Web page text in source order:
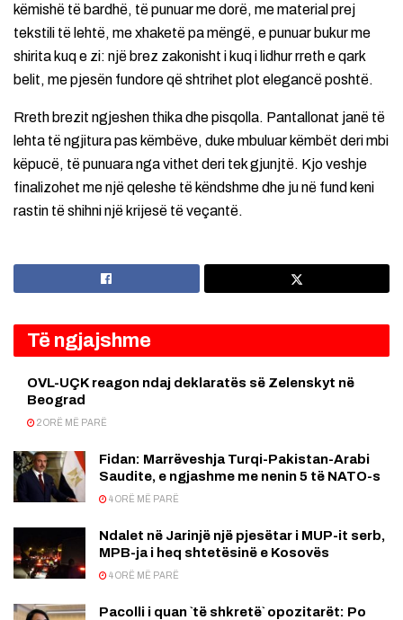
këmishë të bardhë, të punuar me dorë, me material prej
tekstili të lehtë, me xhaketë pa mëngë, e punuar bukur me
shirita kuq e zi: një brez zakonisht i kuq i lidhur rreth e qark
belit, me pjesën fundore që shtrihet plot elegancë poshtë.
Rreth brezit ngjeshen thika dhe pisqolla. Pantallonat janë të
lehta të ngjitura pas këmbëve, duke mbuluar këmbët deri mbi
këpucë, të punuara nga vithet deri tek gjunjtë. Kjo veshje
finalizohet me një qeleshe të këndshme dhe ju në fund keni
rastin të shihni një krijesë të veçantë.
Të ngjajshme
OVL-UÇK reagon ndaj deklaratës së Zelenskyt në
Beograd
2 ORË MË PARË
Fidan: Marrëveshja Turqi-Pakistan-Arabi
Saudite, e ngjashme me nenin 5 të NATO-s
4 ORË MË PARË
Ndalet në Jarinjë një pjesëtar i MUP-it serb,
MPB-ja i heq shtetësinë e Kosovës
4 ORË MË PARË
Pacolli i quan `të shkretë` opozitarët: Po